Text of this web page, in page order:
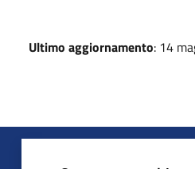
Ultimo aggiornamento: 14